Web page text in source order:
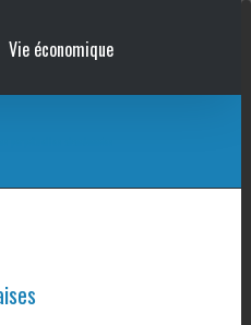
Vie économique